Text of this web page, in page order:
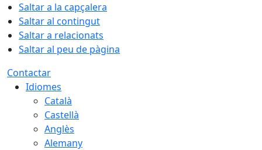
Saltar a la capçalera
Saltar al contingut
Saltar a relacionats
Saltar al peu de pàgina
Contactar
Idiomes
Català
Castellà
Anglès
Alemany